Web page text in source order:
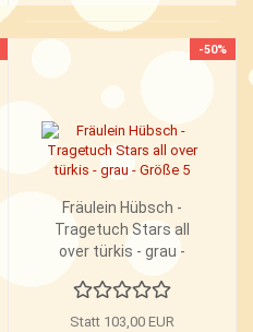
-50%
Fräulein Hübsch -
Tragetuch Stars all
over türkis - grau -
Statt 103,00 EUR